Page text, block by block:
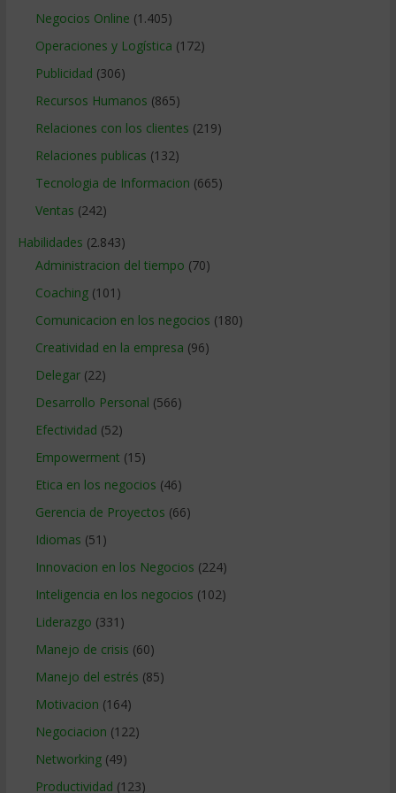
Negocios Online (1.405)
Operaciones y Logística (172)
Publicidad (306)
Recursos Humanos (865)
Relaciones con los clientes (219)
Relaciones publicas (132)
Tecnologia de Informacion (665)
Ventas (242)
Habilidades (2.843)
Administracion del tiempo (70)
Coaching(101)
Comunicacion en los negocios (180)
Creatividad en la empresa (96)
Delegar(22)
Desarrollo Personal (566)
Efectividad (52)
Empowerment (15)
Etica en los negocios (46)
Gerencia de Proyectos (66)
Idiomas (51)
Innovacion en los Negocios (224)
Inteligencia en los negocios (102)
Liderazgo (331)
Manejo de crisis (60)
Manejo del estrés (85)
Motivacion (164)
Negociacion (122)
Networking(49)
Productividad (123)